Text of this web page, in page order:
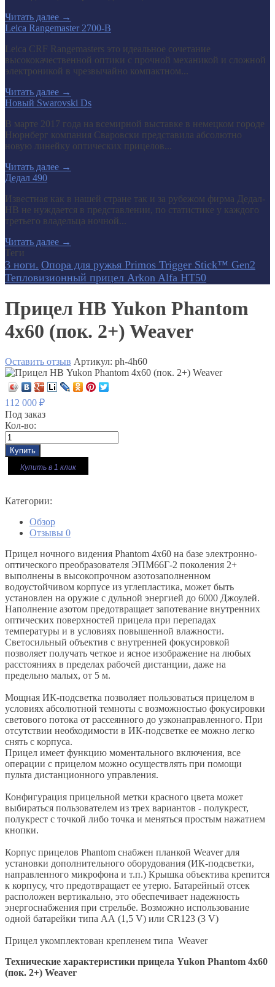
Читать далее →
Leica Rangemaster 2700-B
Leica CRF Rangemasters это идеальное сочетание
высококачественной оптики с прочной механикой и сложной
электроникой в чрезвычайно компактном...
Читать далее →
Новый Swarovski Ds
В марте 2017 года на всемирной выставке в немецком городе
Нюрнберг компания Сваровски представила абсолютно
новую линейку оптических прицелов...
Читать далее →
Дедал 490
Известная как в нашей стране так и за рубежом фирма Дедал-
НВ не нуждается в представлении, по статистике у каждого
третьего владельца ночной...
Читать далее →
Теги
3 ноги. Опора для ружья Primos Trigger Stick™ Gen2
Тепловизионный прицел Arkon Alfa HT50
Прицел НВ Yukon Phantom
4x60 (пок. 2+) Weaver
Оставить отзыв Артикул: ph-4h60
112 000 ₽
Под заказ
Кол-во:
Купить в 1 клик
Категории:
Обзор
Отзывы 0
Прицел ночного видения Phantom 4х60 на базе электронно-
оптического преобразователя ЭПМ66Г-2 поколения 2+
выполнены в высокопрочном азотозаполненном
водоустойчивом корпусе из углепластика, может быть
установлен на оружие с дульной энергией до 6000 Джоулей.
Наполнение азотом предотвращает запотевание внутренних
оптических поверхностей прицела при перепадах
температуры и в условиях повышенной влажности.
Светосильный объектив с внутренней фокусировкой
позволяет получать четкое и ясное изображение на любых
расстояниях в пределах рабочей дистанции, даже на
предельно малых, от 5 м.
Мощная ИК-подсветка позволяет пользоваться прицелом в
условиях абсолютной темноты с возможностью фокусировки
светового потока от рассеянного до узконаправленного. При
отсутствии необходимости в ИК-подсветке ее можно легко
снять с корпуса.
Прицел имеет функцию моментального включения, все
операции с прицелом можно осуществлять при помощи
пульта дистанционного управления.
Конфигурация прицельной метки красного цвета может
выбираться пользователем из трех вариантов - полукрест,
полукрест с точкой либо точка и меняться простым нажатием
кнопки.
Корпус прицелов Phantom снабжен планкой Weaver для
установки дополнительного оборудования (ИК-подсветки,
направленного микрофона и т.п.) Крышка объектива крепится
к корпусу, что предотвращает ее утерю. Батарейный отсек
расположен вертикально, это обеспечивает надежность
энергоснабжения при стрельбе. Возможно использование
одной батарейки типа АА (1,5 V) или CR123 (3 V)
Прицел укомплектован крепленем типа Weaver
Технические характеристики прицела Yukon Phantom 4x60
(пок. 2+) Weaver